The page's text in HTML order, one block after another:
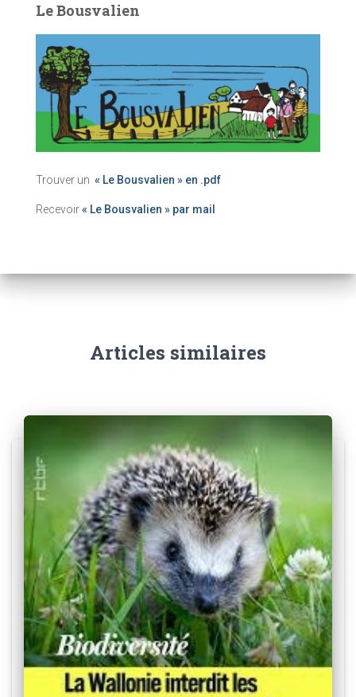
Le Bousvalien
Trouver un « Le Bousvalien » en .pdf
Recevoir« Le Bousvalien » par mail
Articles similaires